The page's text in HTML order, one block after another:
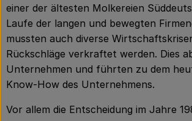
einer der ältesten Molkereien
Laufe der langen und bewegten
mussten auch diverse
Rückschläge verkraftet werden. Dies
Unternehmen und führten zu dem
Know-How des Unternehmens.
Vor allem die Entscheidung im Jahre